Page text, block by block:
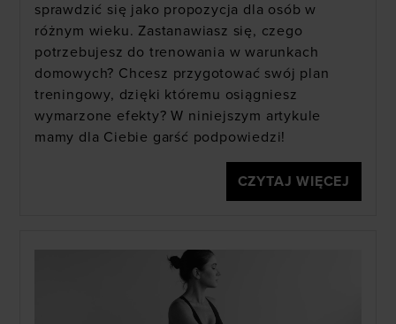
sprawdzić się jako propozycja dla osób w
różnym wieku. Zastanawiasz się, czego
potrzebujesz do trenowania w warunkach
domowych? Chcesz przygotować swój plan
treningowy, dzięki któremu osiągniesz
wymarzone efekty? W niniejszym artykule
mamy dla Ciebie garść podpowiedzi!
CZYTAJ WIĘCEJ